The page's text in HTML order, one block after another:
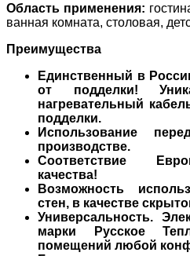
Область применения:
ванная комната, столовая,
Преимущества
Единственный в
от подделки!
нагревательный
подделки.
Использование
производстве.
Соответствие
качества!
Возможность
стен, в качестве
Универсальность.
марки Русское
помещений любой